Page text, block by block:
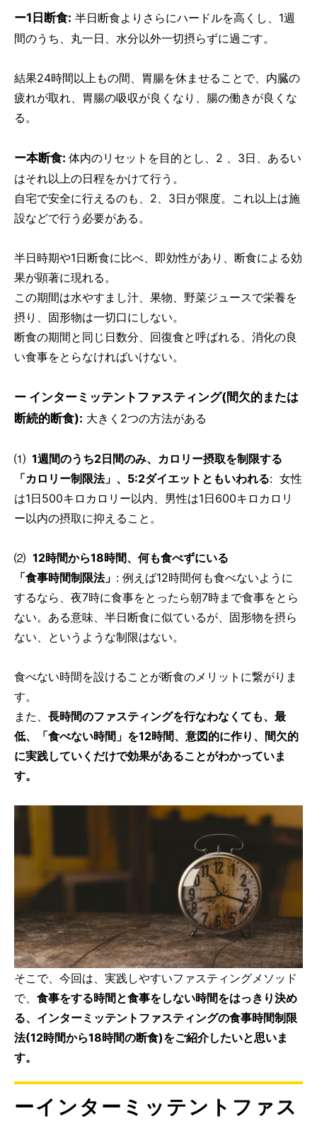
ー1日断食: 半日断食よりさらにハードルを高くし、1週
間のうち、丸一日、水分以外一切摂らずに過ごす。
結果24時間以上もの間、胃腸を休ませることで、内臓の
疲れが取れ、胃腸の吸収が良くなり、腸の働きが良くな
る。
ー本断食: 体内のリセットを目的とし、2 、3日、あるい
はそれ以上の日程をかけて行う。
自宅で安全に行えるのも、2、3日が限度。これ以上は施
設などで行う必要がある。
半日時期や1日断食に比べ、即効性があり、断食による効
果が顕著に現れる。
この期間は水やすまし汁、果物、野菜ジュースで栄養を
摂り、固形物は一切口にしない。
断食の期間と同じ日数分、回復食と呼ばれる、消化の良
い食事をとらなければいけない。
ー インターミッテントファスティング(間欠的または
断続的断食): 大きく2つの方法がある
⑴ 1週間のうち2日間のみ、カロリー摂取を制限する
「カロリー制限法」、5:2ダイエットともいわれる: 女性
は1日500キロカロリー以内、男性は1日600キロカロリ
ー以内の摂取に抑えること。
⑵ 12時間から18時間、何も食べずにいる
「食事時間制限法」 : 例えば12時間何も食べないように
するなら、夜7時に食事をとったら朝7時まで食事をとら
ない。ある意味、半日断食に似ているが、固形物を摂ら
ない、というような制限はない。
食べない時間を設けることが断食のメリットに繋がりま
す。
また、 長時間のファスティングを行なわなくても、最
低、「食べない時間」を12時間、意図的に作り、間欠的
に実践していくだけで効果があることがわかっていま
す。
そこで、今回は、実践しやすいファスティングメソッド
で、 食事をする時間と食事をしない時間をはっきり決め
る、インターミッテントファスティングの食事時間制限
法(12時間から18時間の断食)をご紹介したいと思いま
す。
ーインターミッテントファス